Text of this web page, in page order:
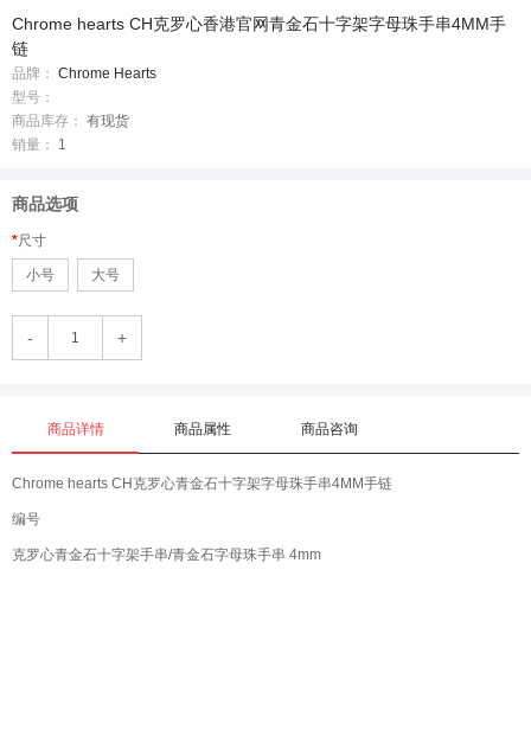
Chrome hearts CH克罗心香港官网青金石十字架字母珠手串4MM手
链
品牌： Chrome Hearts
型号：
商品库存： 有现货
销量：
1
商品选项
尺寸
小号 大号
- +
商品详情 商品属性 商品咨询
Chrome hearts CH克罗心青金石十字架字母珠手串4MM手链
编号
克罗心青金石十字架手串/青金石字母珠手串 4mm